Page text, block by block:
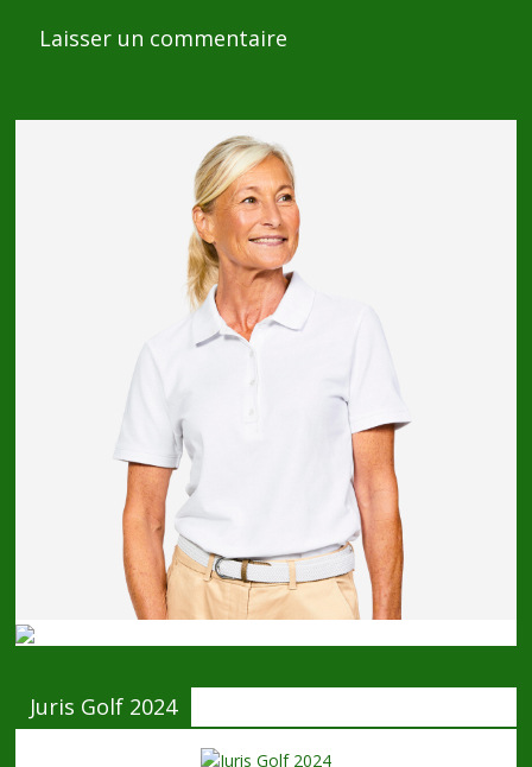
Juris Golf 2024